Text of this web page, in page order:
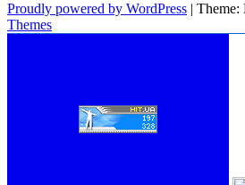
Proudly powered by WordPress
Theme:
Themes